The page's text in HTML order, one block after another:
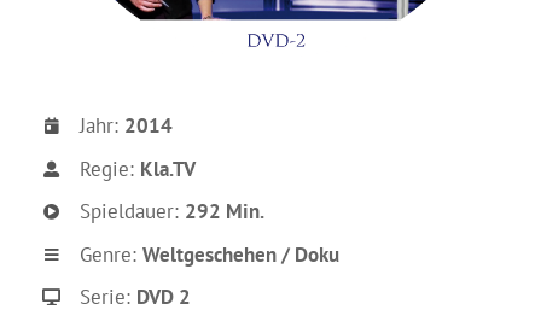
Jahr: 2014
Regie: Kla.TV
Spieldauer: 292 Min.
Genre: Weltgeschehen / Doku
Serie: DVD 2